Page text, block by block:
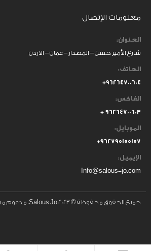
معلومات الإتصال
العنوان:
شارع الأمير حسن – المصدار – عمان – الاردن
الهاتف:
٩٦٢٦٤٧٠٠٦٠٤+
الفاكس:
٩٦٢٦٤٧٠٠٦٠٣ +
الموبايل:
٩٦٢٧٩٥١٥٥١٥٧+
الإيميل:
Info@salous-jo.com
جميع الحقوق محفوظة © 2023 Salous Jo. مدعوم من Wish Arabia